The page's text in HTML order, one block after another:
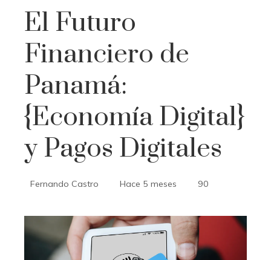
El Futuro
Financiero de
Panamá:
{Economía Digital}
y Pagos Digitales
Fernando Castro Hace 5 meses 90